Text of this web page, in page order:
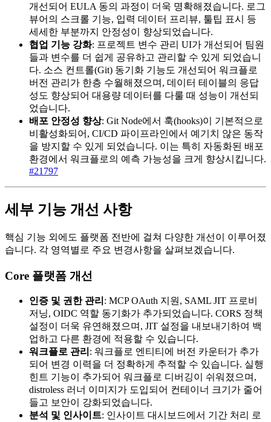
개선되어 EULA 동의 과정이 더욱 명확해졌습니다. 로그
뷰어의 스크롤 기능, 입력 데이터 프리뷰, 툴팁 표시 등
세세한 부분까지 안정성이 향상되었습니다.
협업 기능 강화: 프로젝트 변수 관리 UI가 개선되어 팀원
들과 변수를 더 쉽게 공유하고 관리할 수 있게 되었습니
다. 소스 컨트롤(Git) 동기화 기능도 개선되어 워크플로
버전 관리가 한층 수월해졌으며, 데이터 테이블의 응답
성도 향상되어 대용량 데이터를 다룰 때 성능이 개선되
었습니다.
배포 안정성 향상: Git Node에서 훅(hooks)이 기본적으로
비활성화되어, CI/CD 파이프라인에서 예기치 않은 동작
을 방지할 수 있게 되었습니다. 이는 특히 자동화된 배포
환경에서 워크플로의 예측 가능성을 크게 향상시킵니다.
#21797
세부 기능 개선 사항
핵심 기능 외에도 플랫폼 전반에 걸쳐 다양한 개선이 이루어졌
습니다. 각 영역별로 주요 변경사항을 살펴보겠습니다.
Core 플랫폼 개선
인증 및 권한 관리 : MCP OAuth 지원, SAML JIT 프로비
저닝, OIDC 역할 동기화가 추가되었습니다. CORS 정책
설정이 더욱 유연해졌으며, JIT 설정을 내보내기하여 백
업하고 다른 환경에 적용할 수 있습니다.
워크플로 관리 : 워크플로 엔티티에 버전 카운터가 추가
되어 변경 이력을 더 정확하게 추적할 수 있습니다. 실행
힌트 기능이 추가되어 워크플로 디버깅이 쉬워졌으며,
distroless 러너 이미지가 도입되어 컨테이너 크기가 줄어
들고 보안이 강화되었습니다.
분석 및 인사이트: 인사이트 대시보드에서 기간 처리 로